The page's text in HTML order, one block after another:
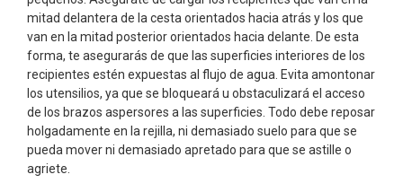
mitad delantera de la cesta orientados hacia atrás y los que
van en la mitad posterior orientados hacia delante. De esta
forma, te asegurarás de que las superficies interiores de los
recipientes estén expuestas al flujo de agua. Evita amontonar
los utensilios, ya que se bloqueará u obstaculizará el acceso
de los brazos aspersores a las superficies. Todo debe reposar
holgadamente en la rejilla, ni demasiado suelo para que se
pueda mover ni demasiado apretado para que se astille o
agriete.